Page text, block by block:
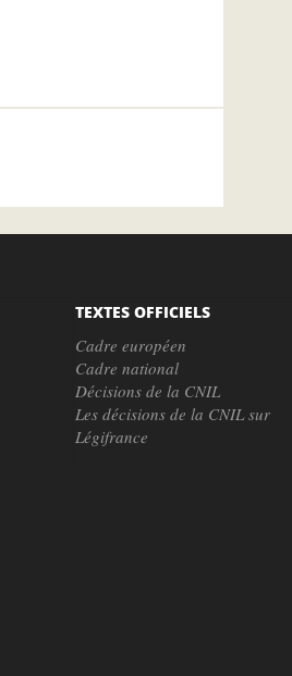
TEXTES OFFICIELS
Cadre européen
Cadre national
Décisions de la CNIL
Les décisions de la CNIL sur
Légifrance